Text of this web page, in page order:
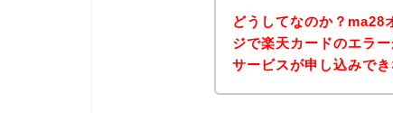
どうしてなのか？ma28
ジで楽天カードのエラ
サービスが申し込みでき